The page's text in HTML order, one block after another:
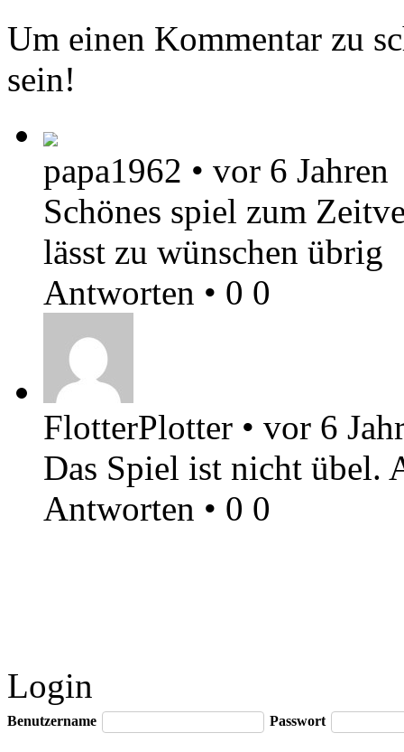
Um einen Kommentar zu
sein!
papa1962 • vor 6 Jahren
Schönes spiel zum
lässt zu wünschen übrig
Antworten • 0 0
FlotterPlotter • vor 6
Das Spiel ist nicht übel.
Antworten • 0 0
Login
Benutzername Passwort